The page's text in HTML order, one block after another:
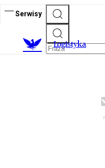
Serwisy
Logistyka